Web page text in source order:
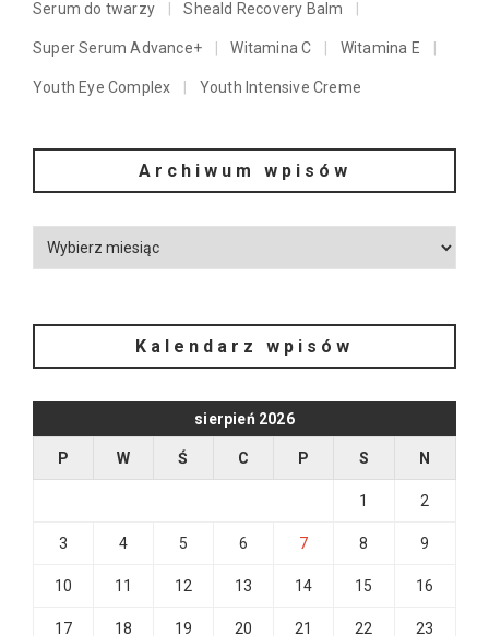
Serum do twarzy Sheald Recovery Balm
Super Serum Advance+ Witamina C Witamina E
Youth Eye Complex Youth Intensive Creme
Archiwum wpisów
Kalendarz wpisów
sierpień 2026
P W Ś C P S N
1 2
3 4 5 6 7 8 9
10 11 12 13 14 15 16
17 18 19 20 21 22 23